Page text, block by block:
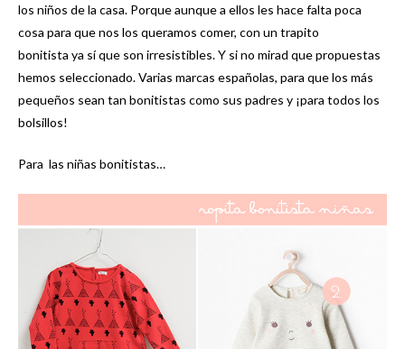
los niños de la casa. Porque aunque a ellos les hace falta poca
cosa para que nos los queramos comer, con un trapito
bonitista ya sí que son irresistibles. Y si no mirad que propuestas
hemos seleccionado. Varias marcas españolas, para que los más
pequeños sean tan bonitistas como sus padres y ¡para todos los
bolsillos!
Para las niñas bonitistas…